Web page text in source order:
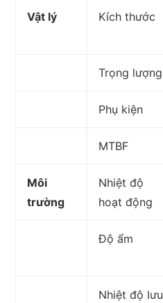
Vật lý Kích thước
Trọng lượng
Phụ kiện
MTBF
Môi
trường
Nhiệt độ
hoạt động
Độ ẩm
Nhiệt độ lưu